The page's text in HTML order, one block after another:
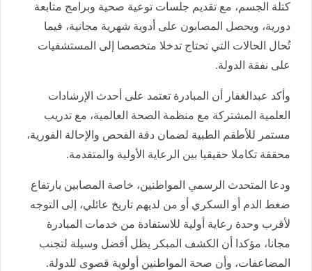
كتلة الجسم، مع تقديم جلسات توعية صحية وبرامج متابعة
دورية، ويحصل المصابون على أدوية شهرية مجانية، فيما
تُحال الحالات التي تحتاج تدخلا متخصصا إلى المستشفيات
على نفقة الدولة.
وأكد عبدالغفار أن المبادرة تعتمد على أحدث الإرشادات
العلمية المشتركة مع منظمة الصحة العالمية، مع تدريب
مستمر للأطقم الطبية لضمان دقة الفحص والإحالة الفورية،
محققة تكاملا حقيقيا بين الرعاية الأولية والمتقدمة.
ودعا المتحدث الرسمي المواطنين، خاصة المصابين بارتفاع
ضغط الدم أو السكري أو من لديهم تاريخ عائلي، إلى التوجه
لأقرب وحدة رعاية أولية للاستفادة من خدمات المبادرة
مجانا، مؤكدا أن الكشف المبكر يظل أفضل وسيلة لتجنب
المضاعفات، وأن صحة المواطنين أولوية قصوى للدولة.